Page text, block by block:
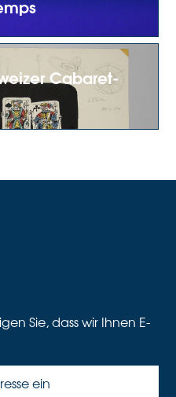
Cabaret-
Sie, dass wir Ihnen E-